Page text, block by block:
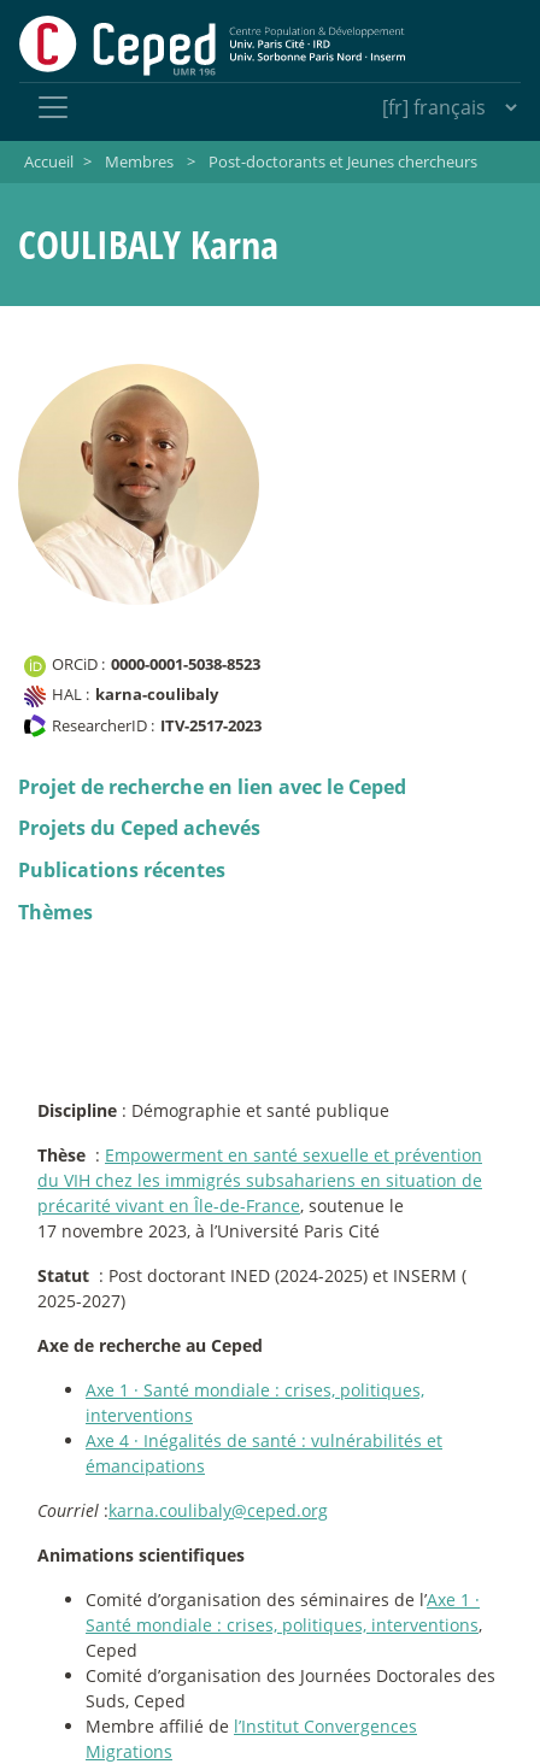
Accueil > Membres > Post-doctorants et Jeunes chercheurs
COULIBALY Karna
ORCiD : 0000-0001-5038-8523
HAL : karna-coulibaly
ResearcherID : ITV-2517-2023
Projet de recherche en lien avec le Ceped
Projets du Ceped achevés
Publications récentes
Thèmes
Discipline : Démographie et santé publique
Thèse : Empowerment en santé sexuelle et prévention
du VIH chez les immigrés subsahariens en situation de
précarité vivant en Île-de-France, soutenue le
17 novembre 2023, à l’Université Paris Cité
Statut : Post doctorant INED (2024-2025) et INSERM (
2025-2027)
Axe de recherche au Ceped
Axe 1 · Santé mondiale : crises, politiques,
interventions
Axe 4 · Inégalités de santé : vulnérabilités et
émancipations
Courriel :karna.coulibaly@ceped.org
Animations scientifiques
Comité d’organisation des séminaires de l’Axe 1 ·
Santé mondiale : crises, politiques, interventions,
Ceped
Comité d’organisation des Journées Doctorales des
Suds, Ceped
Membre affilié de l’Institut Convergences
Migrations